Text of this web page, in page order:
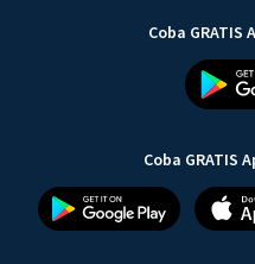
Coba
Coba GRATIS